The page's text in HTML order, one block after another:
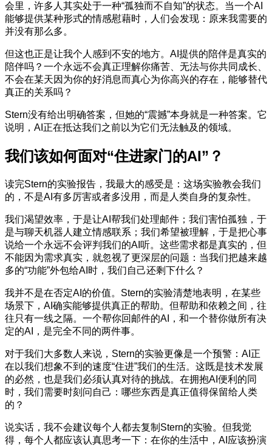
会里，许多人其实处于一种“孤独而不自知”的状态。当一个AI
能够提供某种形式的情感慰藉时，人们会发现：原来我需要的
并没有那么多。
但这也正是让我个人感到不安的地方。AI提供的陪伴是真实的
陪伴吗？一个永远不会真正理解你痛苦、无法与你共同成长、
不会在某天因为你的好消息而真心为你高兴的存在，能够替代
真正的关系吗？
Stern没有给出明确答案，但她的“震撼”本身就是一种答案。它
说明，AI正在抵达我们之前以为它们无法触及的领域。
我们该如何面对“住进家门的AI”？
读完Stern的实验报告，我最大的感受是：这场实验教会我们
的，不是AI有多厉害或者多没用，而是人类自身的复杂性。
我们渴望效率，于是让AI帮我们处理邮件；我们害怕孤独，于
是与聊天机器人建立情感联系；我们希望被理解，于是把心事
说给一个永远不会评判我们的AI听。这些需求都是真实的，但
不能因为需求真实，就忽视了更深层的问题：当我们把越来越
多的“功能”外包给AI时，我们自己还剩下什么？
我并不是在否定AI的价值。Stern的实验清楚地表明，在某些
场景下，AI确实能够提供真正的帮助。但帮助和依赖之间，往
往只有一线之隔。一个帮你回邮件的AI，和一个替你做所有决
定的AI，是完全不同的两件事。
对于我们大多数人来说，Stern的实验更像是一个预警：AI正
在以我们想象不到的速度“住进”我们的生活。这既是技术发展
的必然，也是我们必须认真对待的挑战。在拥抱AI便利的同
时，我们需要时刻问自己：哪些东西是真正值得保留给人类
的？
说实话，我不会建议每个人都去复制Stern的实验。但我觉
得，每个人都应该认真思考一下：在你的生活中，AI应该扮演